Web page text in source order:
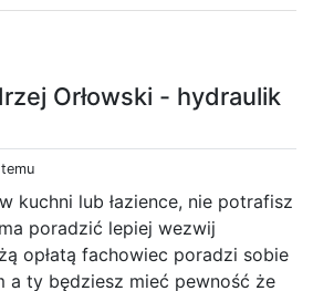
Orłowski - hydraulik
kuchni lub łazience, nie potrafisz
poradzić lepiej wezwij
opłatą fachowiec poradzi sobie
a ty będziesz mieć pewność że